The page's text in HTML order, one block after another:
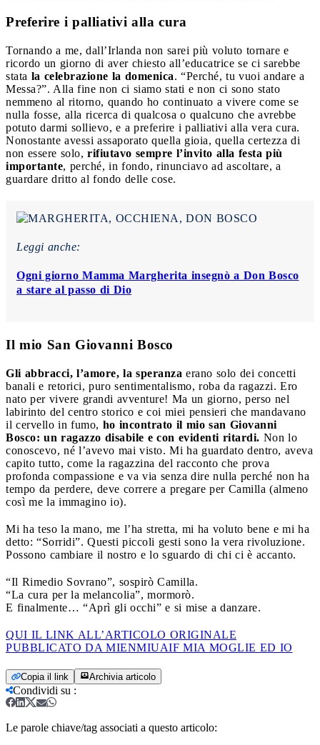
Preferire i palliativi alla cura
Tornando a me, dall’Irlanda non sarei più voluto tornare e
ricordo un giorno di aver chiesto all’educatrice se ci sarebbe
stata la celebrazione la domenica. “Perché, tu vuoi andare a
Messa?”. Alla fine non ci siamo stati e non ci sono stato
nemmeno al ritorno, quando ho continuato a vivere come se
nulla fosse, alla ricerca di qualcosa o qualcuno che avrebbe
potuto darmi sollievo, e a preferire i palliativi alla vera cura.
Nonostante avessi assaporato quella gioia, quella certezza di
non essere solo, rifiutavo sempre l’invito alla festa più
importante, perché, in fondo, rinunciavo ad ascoltare, a
guardare dritto al fondo delle cose.
Leggi anche:
Ogni giorno Mamma Margherita insegnò a Don Bosco
a stare al passo di Dio
Il mio San Giovanni Bosco
Gli abbracci, l’amore, la speranza erano solo dei concetti
banali e retorici, puro sentimentalismo, roba da ragazzi. Ero
nato per vivere grandi avventure! Ma un giorno, perso nel
labirinto del centro storico e coi miei pensieri che mandavano
il cervello in fumo, ho incontrato il mio san Giovanni
Bosco: un ragazzo disabile e con evidenti ritardi. Non lo
conoscevo, né l’avevo mai visto. Mi ha guardato dentro, aveva
capito tutto, come la ragazzina del racconto che prova
profonda compassione e va via senza dire nulla perché non ha
tempo da perdere, deve correre a pregare per Camilla (almeno
così me la immagino io).
Mi ha teso la mano, me l’ha stretta, mi ha voluto bene e mi ha
detto: “Sorridi”. Questi piccoli gesti sono la vera rivoluzione.
Possono cambiare il nostro e lo sguardo di chi ci è accanto.
“Il Rimedio Sovrano”, sospirò Camilla.
“La cura per la melancolia”, mormorò.
E finalmente… “Aprì gli occhi” e si mise a danzare.
QUI IL LINK ALL’ARTICOLO ORIGINALE
PUBBLICATO DA MIENMIUAIF MIA MOGLIE ED IO
Copia il link Archivia articolo
Condividi su :
Le parole chiave/tag associati a questo articolo: